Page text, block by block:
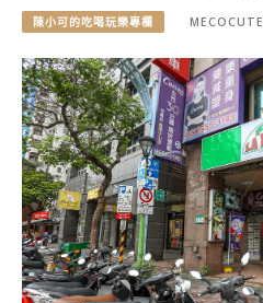
陳小可的吃喝玩樂專欄 MECOCUTE